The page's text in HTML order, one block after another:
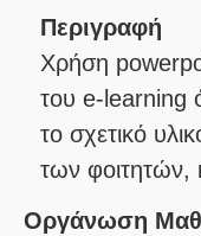
Περιγραφή
Χρήση
του e-learning
το σχετικό
των φοιτητών,
Οργάνωση